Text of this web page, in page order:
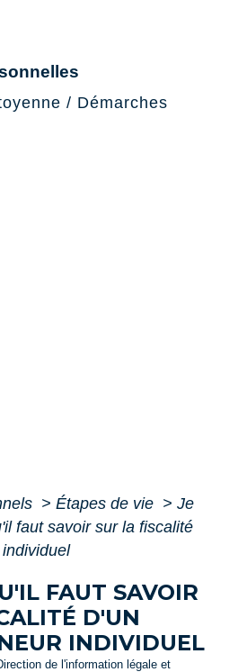
/ Démarches
> Étapes de vie > Je
faut savoir sur la fiscalité
FAUT SAVOIR
D'UN
INDIVIDUEL
de l'information légale et